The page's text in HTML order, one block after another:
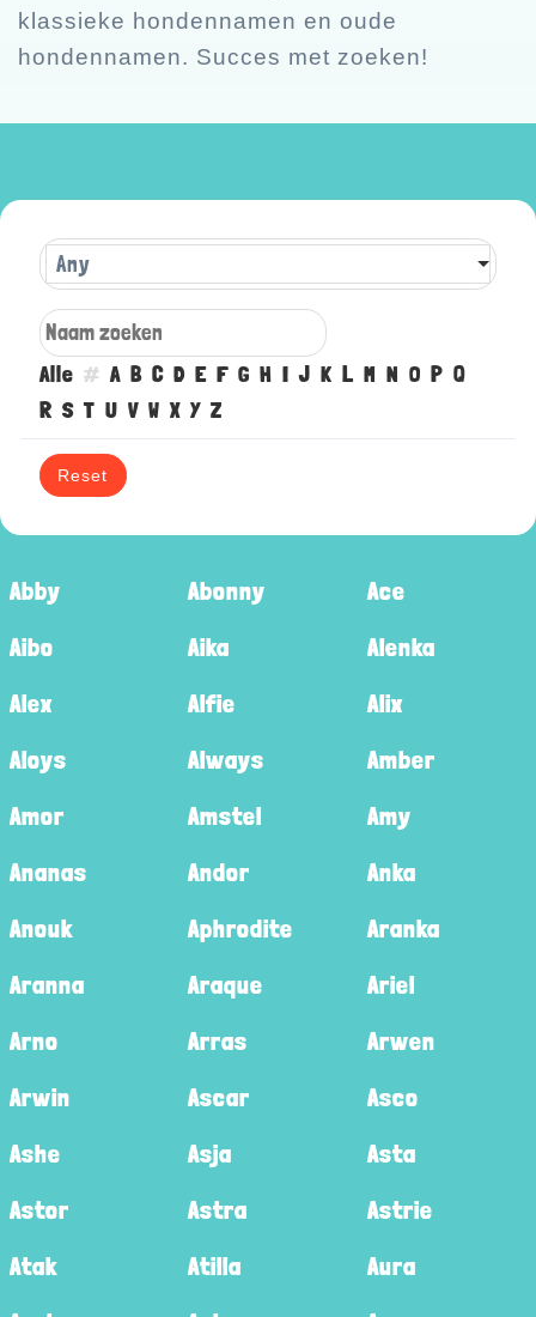
klassieke hondennamen en oude
hondennamen. Succes met zoeken!
Any
Alle # A B C D E F G H I J K L M N O P Q
R S T U V W X Y Z
Reset
Abby Abonny
Ace
Aibo
Aika
Alenka
Alex
Alfie
Alix
Aloys
Always
Amber
Amor
Amstel
Amy
Ananas
Andor
Anka
Anouk
Aphrodite
Aranka
Aranna
Araque
Ariel
Arno
Arras
Arwen
Arwin
Ascar
Asco
Ashe
Asja
Asta
Astor
Astra
Astrie
Atak
Atilla
Aura